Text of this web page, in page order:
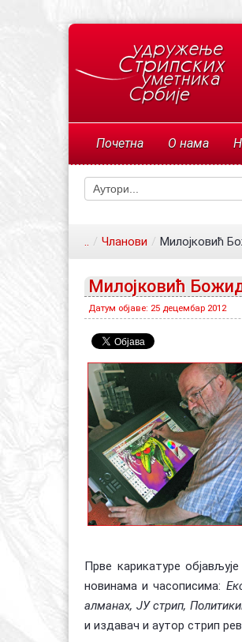
Почетна О нама
.. / Чланови / Милојковић
Милојковић
Датум објаве: 25 децембар 2012
Прве карикатуре
новинама и часописима:
алманах, ЈУ стрип,
и издавач и аутор стрип